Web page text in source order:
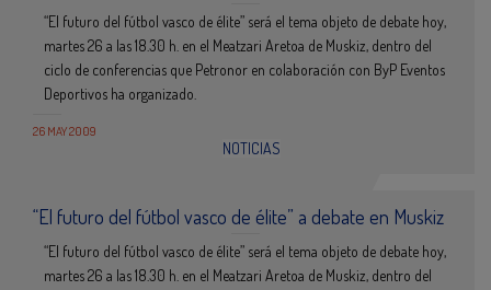
“El futuro del fútbol vasco de élite” será el tema objeto de debate hoy,
martes 26 a las 18.30 h. en el Meatzari Aretoa de Muskiz, dentro del
ciclo de conferencias que Petronor en colaboración con ByP Eventos
Deportivos ha organizado.
26 MAY 2009
NOTICIAS
“El futuro del fútbol vasco de élite” a debate en Muskiz
“El futuro del fútbol vasco de élite” será el tema objeto de debate hoy,
martes 26 a las 18.30 h. en el Meatzari Aretoa de Muskiz, dentro del